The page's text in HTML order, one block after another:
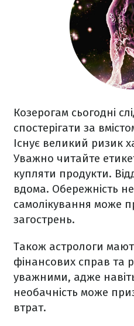
Козерогам сьогодні
спостерігати за
Існує великий ризик
Уважно читайте
купляти продукти.
вдома. Обережність
самолікування може
загострень.
Також астрологи
фінансових справ та
уважними, адже
необачність може
втрат.